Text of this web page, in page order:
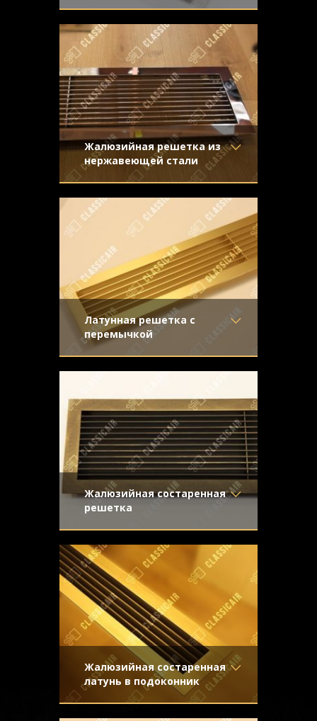
Материал- Нержавеющая
сталь
Отделка
- Полированная
нержавейка
Узор-
Конструкция- Жалюзи
производстве, но обладает
неповторимым внешним видом.
Зеркальная
Жалюзийная решетка из
нержавеющей стали
Материал- Нержавеющая
сталь
Отделка
- Полированная
нержавейка
Конструкция
- Жалюзи
дорогой и изысканный декоративный
аксессуар. Мы предложили клиенту
Латунная решетка с
перемычкой
Материал- Латунь
Отделка- Шлифованная
Узор-
Конструкция- Жалюзи
подоконниками
Жалюзийная состаренная
решетка
Материал- Латунь
Отделка- Старение с
эффектом затёртости
Узор-
Конструкция- Жалюзи
латуни для применения в системе
принудительной вентиляции и
кондиционирования
Жалюзийная состаренная
латунь в подоконник
Материал- Латунь
Отделка- Декорирование